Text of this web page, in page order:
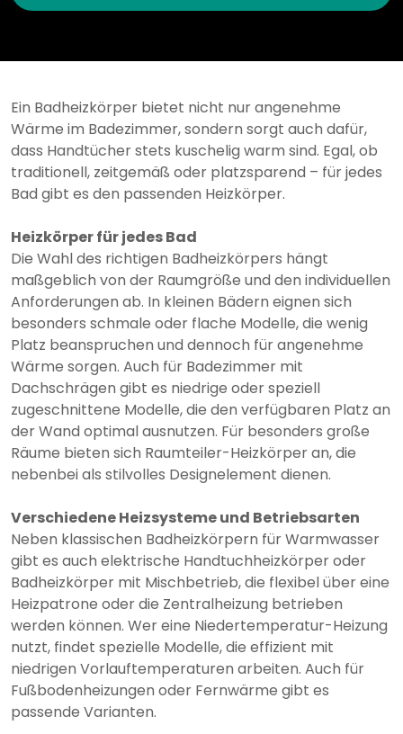
Ein Badheizkörper bietet nicht nur angenehme
Wärme im Badezimmer, sondern sorgt auch dafür,
dass Handtücher stets kuschelig warm sind. Egal, ob
traditionell, zeitgemäß oder platzsparend – für jedes
Bad gibt es den passenden Heizkörper.
Heizkörper für jedes Bad
Die Wahl des richtigen Badheizkörpers hängt
maßgeblich von der Raumgröße und den individuellen
Anforderungen ab. In kleinen Bädern eignen sich
besonders schmale oder flache Modelle, die wenig
Platz beanspruchen und dennoch für angenehme
Wärme sorgen. Auch für Badezimmer mit
Dachschrägen gibt es niedrige oder speziell
zugeschnittene Modelle, die den verfügbaren Platz an
der Wand optimal ausnutzen. Für besonders große
Räume bieten sich Raumteiler-Heizkörper an, die
nebenbei als stilvolles Designelement dienen.
Verschiedene Heizsysteme und Betriebsarten
Neben klassischen Badheizkörpern für Warmwasser
gibt es auch elektrische Handtuchheizkörper oder
Badheizkörper mit Mischbetrieb, die flexibel über eine
Heizpatrone oder die Zentralheizung betrieben
werden können. Wer eine Niedertemperatur-Heizung
nutzt, findet spezielle Modelle, die effizient mit
niedrigen Vorlauftemperaturen arbeiten. Auch für
Fußbodenheizungen oder Fernwärme gibt es
passende Varianten.